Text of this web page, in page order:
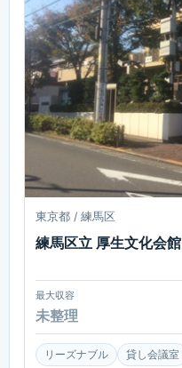
東京都 / 練馬区
練馬区立 厚生文化会館
最大収容
未整理
リーズナブル 貸し会議室